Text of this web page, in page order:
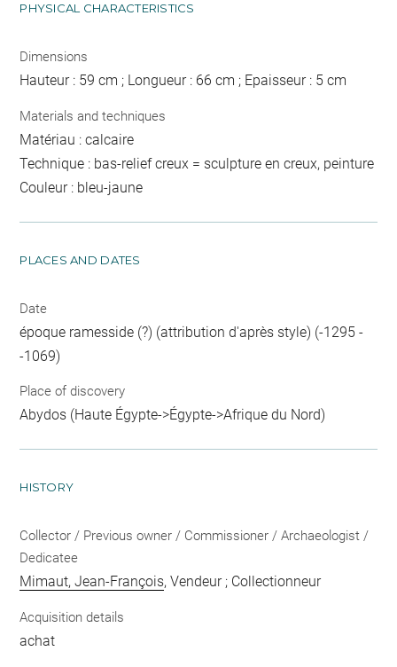
PHYSICAL CHARACTERISTICS
Dimensions
Hauteur : 59 cm ; Longueur : 66 cm ; Epaisseur : 5 cm
Materials and techniques
Matériau : calcaire
Technique : bas-relief creux = sculpture en creux, peinture
Couleur : bleu-jaune
PLACES AND DATES
Date
époque ramesside (?) (attribution d'après style) (-1295 -
-1069)
Place of discovery
Abydos (Haute Égypte->Égypte->Afrique du Nord)
HISTORY
Collector / Previous owner / Commissioner / Archaeologist /
Dedicatee
Mimaut, Jean-François, Vendeur ; Collectionneur
Acquisition details
achat